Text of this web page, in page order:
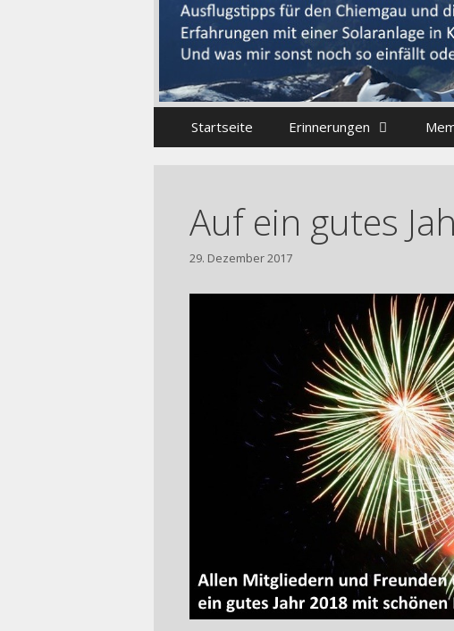
Startseite Erinnerungen
Auf ein gutes
29. Dezember 2017